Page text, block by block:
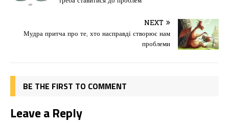
b
o
o
d
o
n
т
ис
я
NEXT
Мудра притча про те, хто насправді створює нам
проблеми
BE THE FIRST TO COMMENT
Leave a Reply